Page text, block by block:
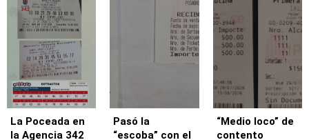
La Poceada en
la Agencia 342
Pasó la
“escoba” con el
“Medio loco” de
contento